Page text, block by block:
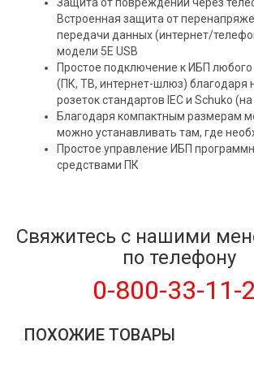
Встроенная защита от
передачи данных (интернет/
модели 5Е USB
Простое подключение к ИБП
(ПК, ТВ, интернет-шлюз) благодаря
розеток стандартов IEC и Schuko
Благодаря компактным размерам
можно устанавливать там, где
Простое управление ИБП
средствами ПК
Свяжитесь с нашими
по телефону
0-800-33-11-
ПОХОЖИЕ ТОВАРЫ